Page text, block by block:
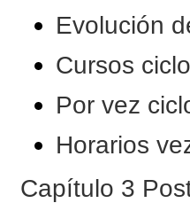
Evolución
Cursos
Por vez
Horarios
Capítulo 3